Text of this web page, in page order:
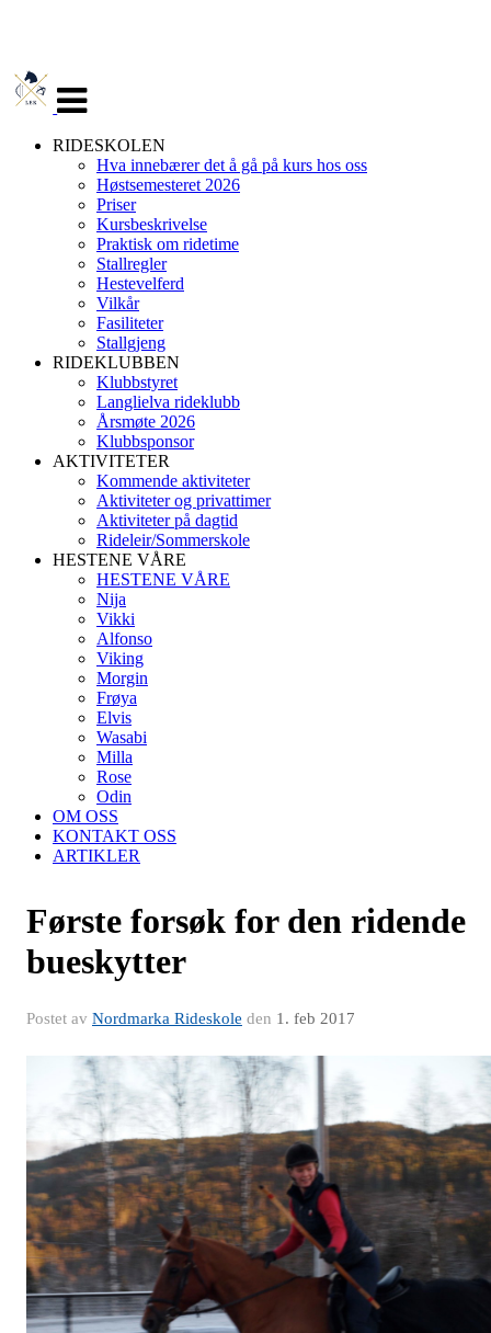
navigasjon
RIDESKOLEN
Hva innebærer det å gå på kurs hos oss
Høstsemesteret 2026
Priser
Kursbeskrivelse
Praktisk om ridetime
Stallregler
Hestevelferd
Vilkår
Fasiliteter
Stallgjeng
RIDEKLUBBEN
Klubbstyret
Langlielva rideklubb
Årsmøte 2026
Klubbsponsor
AKTIVITETER
Kommende aktiviteter
Aktiviteter og privattimer
Aktiviteter på dagtid
Rideleir/Sommerskole
HESTENE VÅRE
HESTENE VÅRE
Nija
Vikki
Alfonso
Viking
Morgin
Frøya
Elvis
Wasabi
Milla
Rose
Odin
OM OSS
KONTAKT OSS
ARTIKLER
Første forsøk for den ridende
bueskytter
Postet av Nordmarka Rideskole den 1. feb 2017